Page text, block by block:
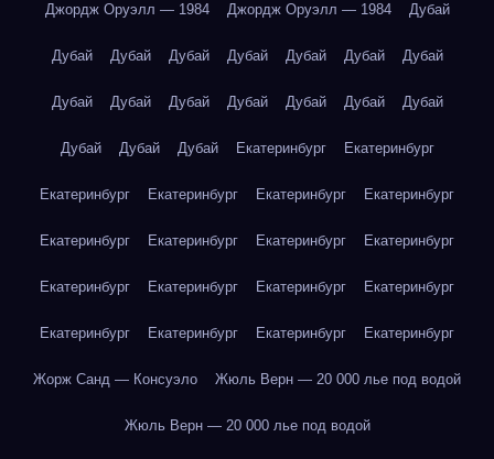
Джордж Оруэлл — 1984 Джордж Оруэлл — 1984 Дубай
Дубай Дубай Дубай Дубай Дубай Дубай Дубай
Дубай Дубай Дубай Дубай Дубай Дубай Дубай
Дубай Дубай Дубай Екатеринбург Екатеринбург
Екатеринбург Екатеринбург Екатеринбург Екатеринбург
Екатеринбург Екатеринбург Екатеринбург Екатеринбург
Екатеринбург Екатеринбург Екатеринбург Екатеринбург
Екатеринбург Екатеринбург Екатеринбург Екатеринбург
Жорж Санд — Консуэло Жюль Верн — 20 000 лье под водой
Жюль Верн — 20 000 лье под водой